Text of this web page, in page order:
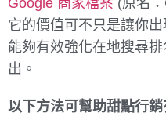
Google 商家檔案 (原名
它的價值可不只是讓你
能夠有效強化在地搜尋
出。
以下方法可幫助甜點行